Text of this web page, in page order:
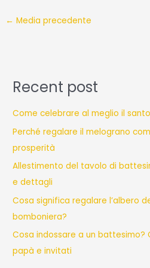
← Media precedente
Recent post
Come celebrare al meglio il
Perché regalare il melograno
prosperità
Allestimento del tavolo di
e dettagli
Cosa significa regalare l’albero
bomboniera?
Cosa indossare a un battesimo?
papà e invitati